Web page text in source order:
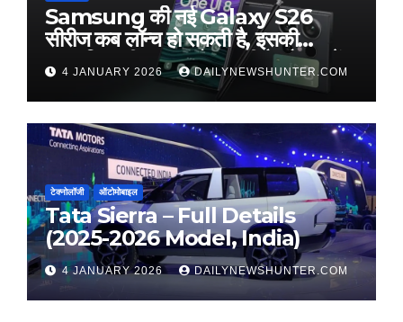
Samsung की नई Galaxy S26
सीरीज कब लॉन्च हो सकती है, इसकी
अनुमानित कीमत क्या हो सकती है और इसमें
कौन-कौन से नए फीचर्स मिल सकते हैं, जानिए
पूरी जानकारी।
4 JANUARY 2026 DAILYNEWSHUNTER.COM
टेक्नोलॉजी ऑटोमोबाइल
Tata Sierra – Full Details
(2025-2026 Model, India)
4 JANUARY 2026 DAILYNEWSHUNTER.COM